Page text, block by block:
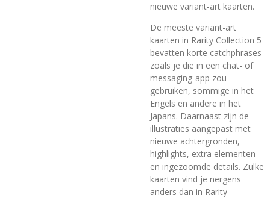
nieuwe variant-art kaarten.
De meeste variant-art
kaarten in Rarity Collection 5
bevatten korte catchphrases
zoals je die in een chat- of
messaging-app zou
gebruiken, sommige in het
Engels en andere in het
Japans. Daarnaast zijn de
illustraties aangepast met
nieuwe achtergronden,
highlights, extra elementen
en ingezoomde details. Zulke
kaarten vind je nergens
anders dan in Rarity